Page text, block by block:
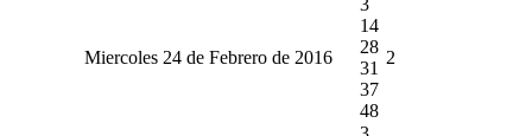
Miercoles 24 de Febrero de 2016
14
28
31
37
48
2